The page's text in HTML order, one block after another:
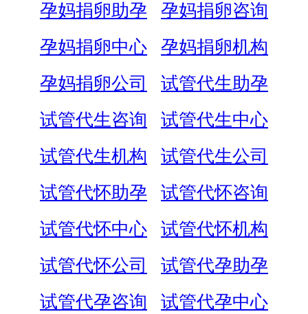
孕妈捐卵助孕
孕妈捐卵咨询
孕妈捐卵中心
孕妈捐卵机构
孕妈捐卵公司
试管代生助孕
试管代生咨询
试管代生中心
试管代生机构
试管代生公司
试管代怀助孕
试管代怀咨询
试管代怀中心
试管代怀机构
试管代怀公司
试管代孕助孕
试管代孕咨询
试管代孕中心